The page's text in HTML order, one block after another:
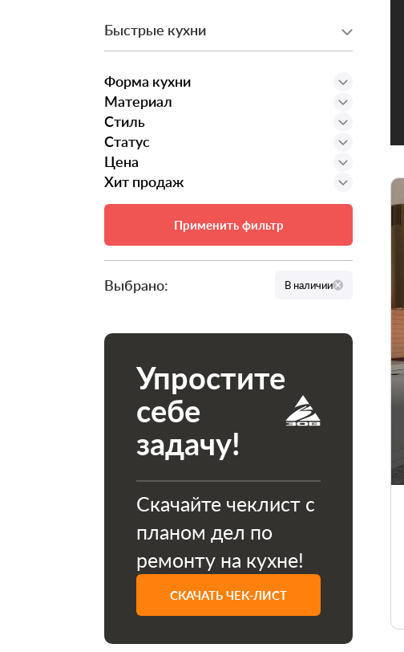
Быстрые кухни
Форма кухни
Материал
Стиль
Статус
Цена
Хит продаж
Применить фильтр
Выбрано: В наличии
Упростите
себе
задачу!
Скачайте чеклист с
планом дел по
ремонту на кухне!
СКАЧАТЬ ЧЕК-ЛИСТ